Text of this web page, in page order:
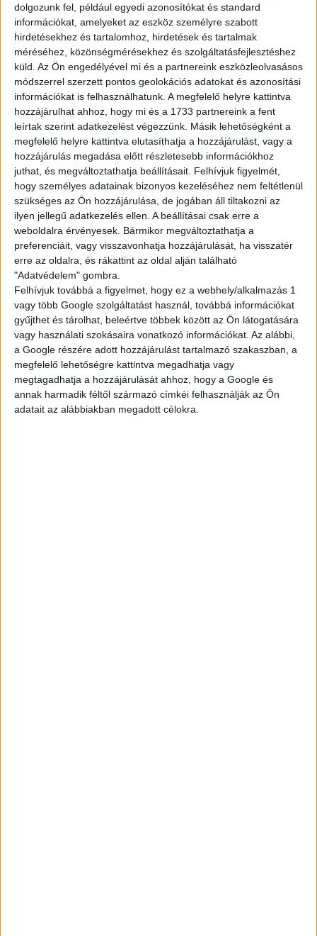
dolgozunk fel, például egyedi azonosítókat és standard
információkat, amelyeket az eszköz személyre szabott
hirdetésekhez és tartalomhoz, hirdetések és tartalmak
méréséhez, közönségmérésekhez és szolgáltatásfejlesztéshez
küld. Az Ön engedélyével mi és a partnereink eszközleolvasásos
módszerrel szerzett pontos geolokációs adatokat és azonosítási
információkat is felhasználhatunk. A megfelelő helyre kattintva
hozzájárulhat ahhoz, hogy mi és a 1733 partnereink a fent
leírtak szerint adatkezelést végezzünk. Másik lehetőségként a
megfelelő helyre kattintva elutasíthatja a hozzájárulást, vagy a
hozzájárulás megadása előtt részletesebb információkhoz
juthat, és megváltoztathatja beállításait. Felhívjuk figyelmét,
hogy személyes adatainak bizonyos kezeléséhez nem feltétlenül
szükséges az Ön hozzájárulása, de jogában áll tiltakozni az
ilyen jellegű adatkezelés ellen. A beállításai csak erre a
weboldalra érvényesek. Bármikor megváltoztathatja a
preferenciáit, vagy visszavonhatja hozzájárulását, ha visszatér
erre az oldalra, és rákattint az oldal alján található
"Adatvédelem" gombra.
Felhívjuk továbbá a figyelmet, hogy ez a webhely/alkalmazás 1
vagy több Google szolgáltatást használ, továbbá információkat
gyűjthet és tárolhat, beleértve többek között az Ön látogatására
vagy használati szokásaira vonatkozó információkat. Az alábbi,
a Google részére adott hozzájárulást tartalmazó szakaszban, a
megfelelő lehetőségre kattintva megadhatja vagy
megtagadhatja a hozzájárulását ahhoz, hogy a Google és
annak harmadik féltől származó címkéi felhasználják az Ön
adatait az alábbiakban megadott célokra.
Are you looking for a flexible job? We got you!
Join to the WOLT couriers’ team and work whenever
you want to! Ride your bike,hop on your rollerskate and
pickup the orders!
Tasks:
Deliver the orders
Requirements:
Full-time student legal relationship
Own vehicle
Costumer-friendly attitude
Basic Hungarian knowledge
Avarage available hourly wage:
gross 2.022-5.482,- HUF/hour (informative)
JELENTKEZÉS